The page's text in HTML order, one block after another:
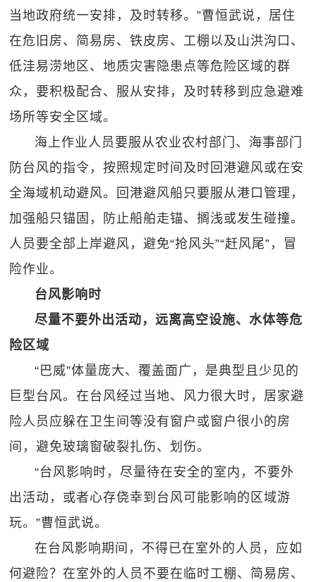
当地政府统一安排，及时转移。”曹恒武说，居住
在危旧房、简易房、铁皮房、工棚以及山洪沟口、
低洼易涝地区、地质灾害隐患点等危险区域的群
众，要积极配合、服从安排，及时转移到应急避难
场所等安全区域。
海上作业人员要服从农业农村部门、海事部门
防台风的指令，按照规定时间及时回港避风或在安
全海域机动避风。回港避风船只要服从港口管理，
加强船只锚固，防止船舶走锚、搁浅或发生碰撞。
人员要全部上岸避风，避免“抢风头”“赶风尾”，冒
险作业。
台风影响时
尽量不要外出活动，远离高空设施、水体等危
险区域
“巴威”体量庞大、覆盖面广，是典型且少见的
巨型台风。在台风经过当地、风力很大时，居家避
险人员应躲在卫生间等没有窗户或窗户很小的房
间，避免玻璃窗破裂扎伤、划伤。
“台风影响时，尽量待在安全的室内，不要外
出活动，或者心存侥幸到台风可能影响的区域游
玩。”曹恒武说。
在台风影响期间，不得已在室外的人员，应如
何避险？在室外的人员不要在临时工棚、简易房、